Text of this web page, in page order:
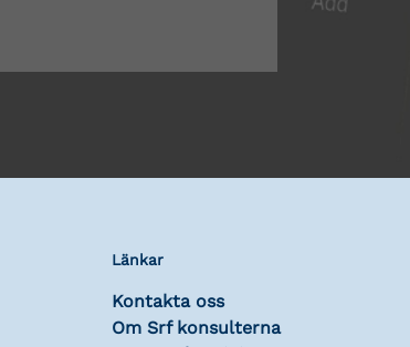
Länkar
Kontakta oss
Om Srf konsulterna